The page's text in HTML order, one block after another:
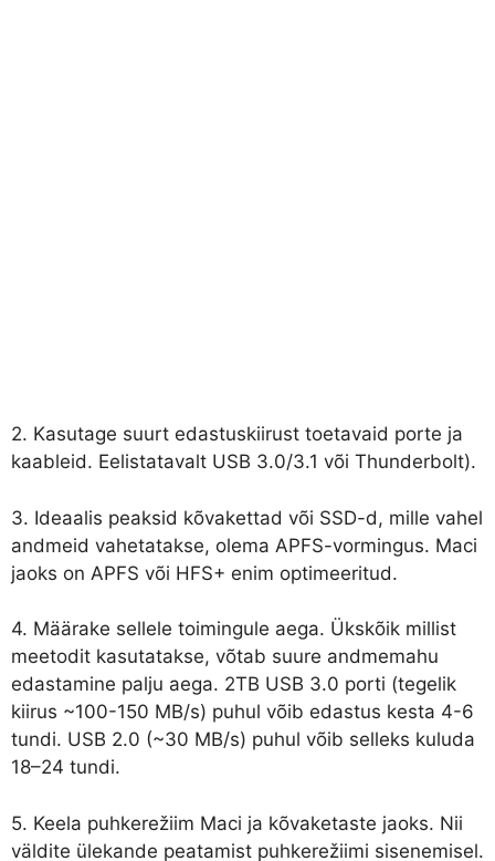
2. Kasutage suurt edastuskiirust toetavaid porte ja
kaableid. Eelistatavalt USB 3.0/3.1 või Thunderbolt).
3. Ideaalis peaksid kõvakettad või SSD-d, mille vahel
andmeid vahetatakse, olema APFS-vormingus. Maci
jaoks on APFS või HFS+ enim optimeeritud.
4. Määrake sellele toimingule aega. Ükskõik millist
meetodit kasutatakse, võtab suure andmemahu
edastamine palju aega. 2TB USB 3.0 porti (tegelik
kiirus ~100-150 MB/s) puhul võib edastus kesta 4-6
tundi. USB 2.0 (~30 MB/s) puhul võib selleks kuluda
18–24 tundi.
5. Keela puhkerežiim Maci ja kõvaketaste jaoks. Nii
väldite ülekande peatamist puhkerežiimi sisenemisel.